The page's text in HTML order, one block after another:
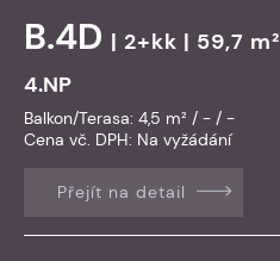
B.4D | 2+kk | 59,7 m²
4.NP
Balkon/Terasa: 4,5 m² / - / -
Cena vč. DPH: Na vyžádání
Přejít na detail